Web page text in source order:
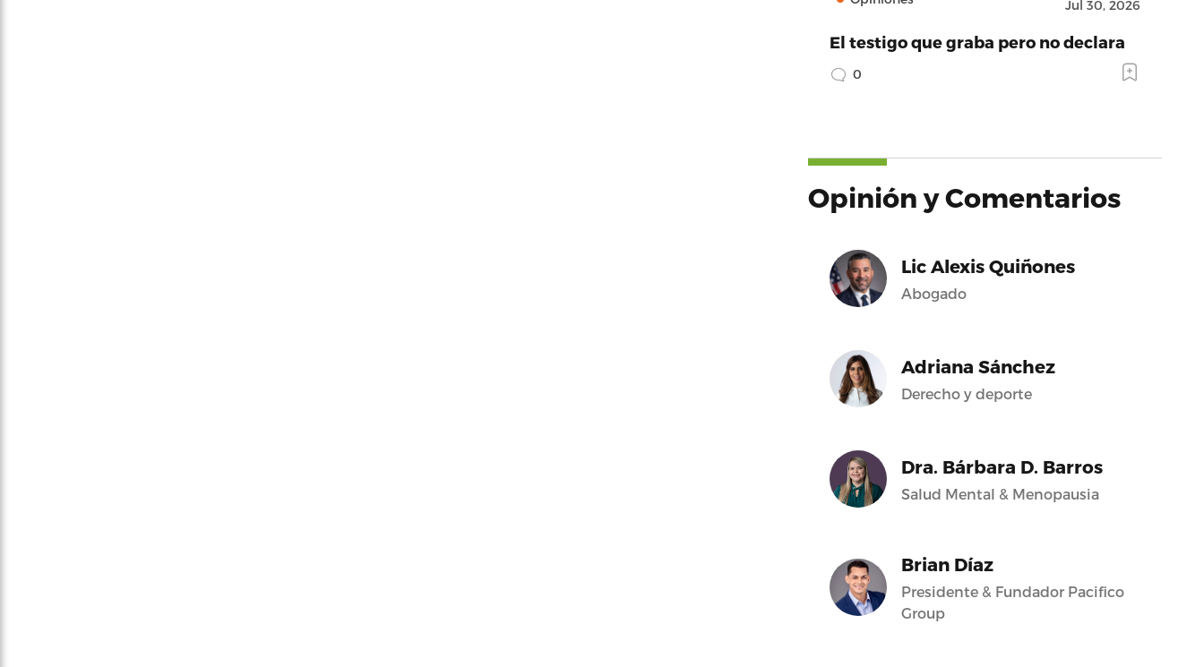
Jul 30, 2026
El testigo que graba pero no declara
0
Opinión y Comentarios
Lic Alexis Quiñones
Abogado
Adriana Sánchez
Derecho y deporte
Dra. Bárbara D. Barros
Salud Mental & Menopausia
Brian Díaz
Presidente & Fundador Pacifico
Group